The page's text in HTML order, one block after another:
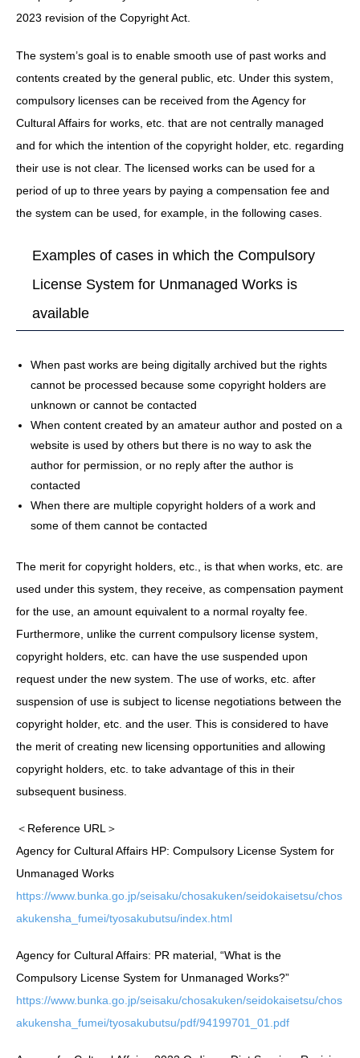
2023 revision of the Copyright Act.
The system’s goal is to enable smooth use of past works and
contents created by the general public, etc. Under this system,
compulsory licenses can be received from the Agency for
Cultural Affairs for works, etc. that are not centrally managed
and for which the intention of the copyright holder, etc. regarding
their use is not clear. The licensed works can be used for a
period of up to three years by paying a compensation fee and
the system can be used, for example, in the following cases.
Examples of cases in which the Compulsory
License System for Unmanaged Works is
available
When past works are being digitally archived but the rights
cannot be processed because some copyright holders are
unknown or cannot be contacted
When content created by an amateur author and posted on a
website is used by others but there is no way to ask the
author for permission, or no reply after the author is
contacted
When there are multiple copyright holders of a work and
some of them cannot be contacted
The merit for copyright holders, etc., is that when works, etc. are
used under this system, they receive, as compensation payment
for the use, an amount equivalent to a normal royalty fee.
Furthermore, unlike the current compulsory license system,
copyright holders, etc. can have the use suspended upon
request under the new system. The use of works, etc. after
suspension of use is subject to license negotiations between the
copyright holder, etc. and the user. This is considered to have
the merit of creating new licensing opportunities and allowing
copyright holders, etc. to take advantage of this in their
subsequent business.
＜Reference URL＞
Agency for Cultural Affairs HP: Compulsory License System for
Unmanaged Works
https://www.bunka.go.jp/seisaku/chosakuken/seidokaisetsu/chos
akukensha_fumei/tyosakubutsu/index.html
Agency for Cultural Affairs: PR material, “What is the
Compulsory License System for Unmanaged Works?”
https://www.bunka.go.jp/seisaku/chosakuken/seidokaisetsu/chos
akukensha_fumei/tyosakubutsu/pdf/94199701_01.pdf